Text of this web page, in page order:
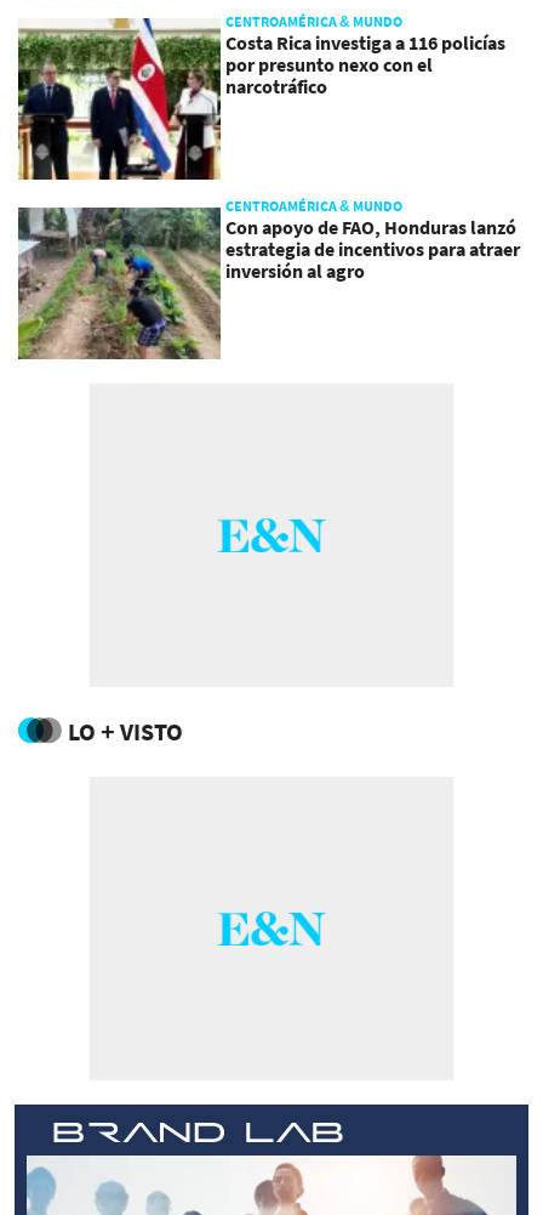
CENTROAMÉRICA & MUNDO
Costa Rica investiga a 116 policías
por presunto nexo con el
narcotráfico
CENTROAMÉRICA & MUNDO
Con apoyo de FAO, Honduras lanzó
estrategia de incentivos para atraer
inversión al agro
LO + VISTO